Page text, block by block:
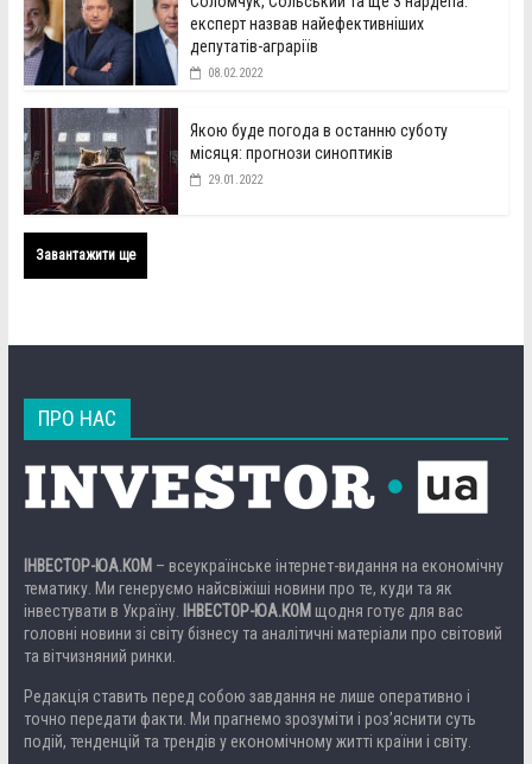
експерт назвав найефективніших
депутатів-аграріїв
08.02.2022
Якою буде погода в останню суботу
місяця: прогнози синоптиків
29.01.2022
Завантажити ще
ПРО НАС
ІНВЕСТОР-ЮА.КОМ – всеукраїнське інтернет-видання на економічну
тематику. Ми генеруємо найсвіжіші новини про те, куди та як
інвестувати в Україну. ІНВЕСТОР-ЮА.КОМ щодня готує для вас
головні новини зі світу бізнесу та аналітичні матеріали про світовий
та вітчизняний ринки.
Редакція ставить перед собою завдання не лише оперативно і
точно передати факти. Ми прагнемо зрозуміти і роз’яснити суть
подій, тенденцій та трендів у економічному житті країни і світу.